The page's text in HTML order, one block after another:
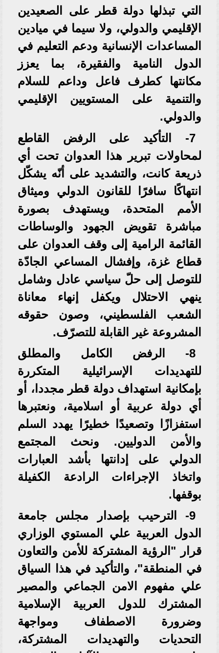
التي تبذلها دولة قطر على الصعيدين
الإقليمي والدولي، ولا سيما في ميادين
المساعدات الإنسانية ودعم التعليم في
الدول النامية والفقيرة، بما يعزز
مكانتها كطرف فاعل وداعم للسلام
والتنمية على المستويين الإقليمي
والدولي.
7- التأكيد على الرفض القاطع
لمحاولات تبرير هذا العدوان تحت أي
ذريعة كانت، والتشديد على أنّه يشكّل
انتهاكًا سافرًا للقانون الدولي وميثاق
الأمم المتحدة، ويستهدف بصورة
مباشرة تقويض الجهود والوساطات
القائمة الرامية إلى وقف العدوان على
قطاع غزة، وإفشال المساعي الجادّة
للتوصل إلى حلّ سياسي عادل وشامل
ينهي الاحتلال ويكفل إنهاء معاناة
الشعب الفلسطيني، وصون حقوقه
المشروعة غير القابلة للتصرّف.
8- الرفض الكامل والمطلق
للتهديدات الإسرائيلية المتكررة
بإمكانية استهداف دولة قطر مجددا، أو
أي دولة عربية أو اسلامية، ونعتبرها
استفزازًا وتصعيدًا خطيرًا يهدد السلم
والأمن الدوليين. ونحث المجتمع
الدولي على إدانتها بأشد العبارات
واتخاذ الإجراءات الرادعة الكفيلة
بوقفها.
9- الترحيب بإصدار مجلس جامعة
الدول العربية علي المستوي الوزاري
قرار "الرؤية المشتركة للأمن والتعاون
في المنطقة"، والتأكيد في هذا السياق
علي مفهوم الامن الجماعي والمصير
المشترك للدول العربية الإسلامية
وضرورة الاصطفاف ومواجهة
التحديات والتهديدات المشتركة،